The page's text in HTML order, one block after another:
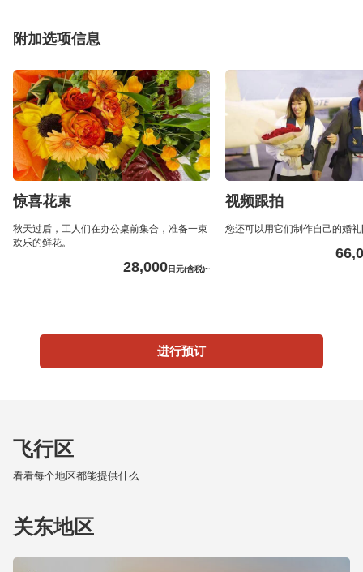
附加选项信息
惊喜花束
秋天过后，工人们在办公桌前集合，准备一束
欢乐的鲜花。
28,000日元(含税)~
视频跟拍
您还可以用它们制作自己的婚
进行预订
飞行区
看看每个地区都能提供什么
关东地区